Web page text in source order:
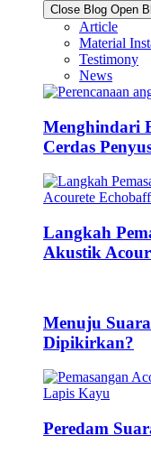
Close Blog Open
Article
Material
Testimony
News
Menghindari
Cerdas
Langkah
Akustik
Menuju
Dipikirkan?
Peredam